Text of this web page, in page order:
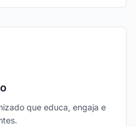
que educa, engaja e